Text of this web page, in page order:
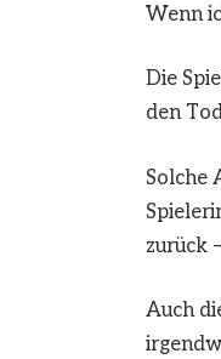
Wenn
Die
den
Solche
zurück
Auch